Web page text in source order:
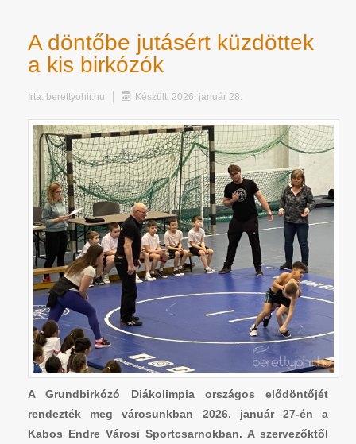
A döntőbe jutásért küzdöttek
a kis birkózók
Írta: berettyohir.hu Készült: 2026. január 28.
A Grundbirkózó Diákolimpia országos elődöntőjét
rendezték meg városunkban 2026. január 27-én a
Kabos Endre Városi Sportcsarnokban. A szervezőktől